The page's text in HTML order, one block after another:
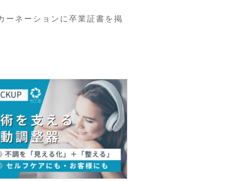
ーネーションに卒業証書を掲